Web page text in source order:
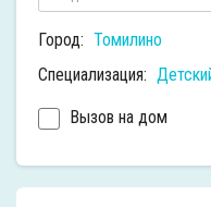
Город: Томилино
Специализация:
Вызов на дом